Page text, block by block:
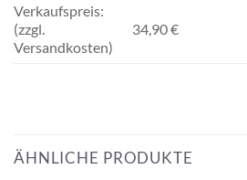
Verkaufspreis:
(zzgl.
Versandkosten)
34,90 €
ÄHNLICHE PRODUKTE